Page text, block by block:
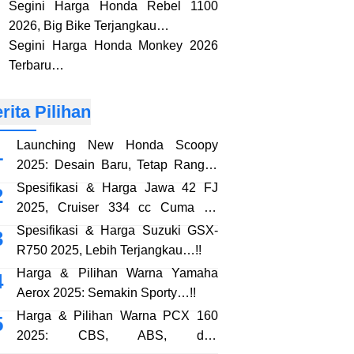
Segini Harga Honda Rebel 1100
2026, Big Bike Terjangkau…
Segini Harga Honda Monkey 2026
Terbaru…
Pilihan
Launching New Honda Scoopy
2025: Desain Baru, Tetap Rangka
eSAF…!!
Spesifikasi & Harga Jawa 42 FJ
2025, Cruiser 334 cc Cuma 38
Jutaan…!!
Spesifikasi & Harga Suzuki GSX-
R750 2025, Lebih Terjangkau…!!
Harga & Pilihan Warna Yamaha
Aerox 2025: Semakin Sporty…!!
Harga & Pilihan Warna PCX 160
2025: CBS, ABS, dan